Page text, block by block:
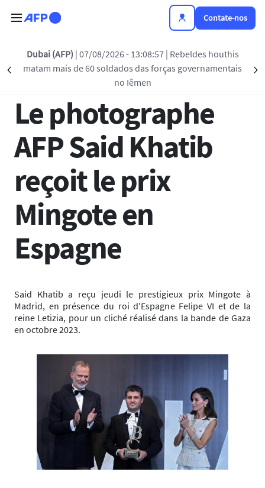
Contate-nos
Précédent
Dubai (AFP) | 07/08/2026 - 13:08:57 | Rebeldes houthis
matam mais de 60 soldados das forças governamentais
no Iêmen
Voltar à lista
Le photographe
AFP Said Khatib
reçoit le prix
Mingote en
Espagne
Said Khatib a reçu jeudi le prestigieux prix Mingote à
Madrid, en présence du roi d'Espagne Felipe VI et de la
reine Letizia, pour un cliché réalisé dans la bande de Gaza
en octobre 2023.